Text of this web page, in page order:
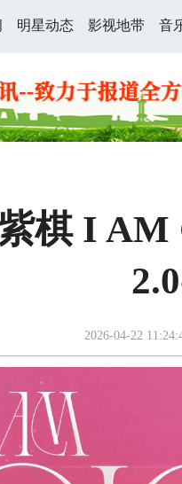
明星动态 影视地带 音
棋 I
2026-04-22